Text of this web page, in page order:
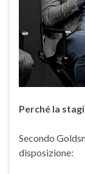
Perché la
Secondo
disposizione: